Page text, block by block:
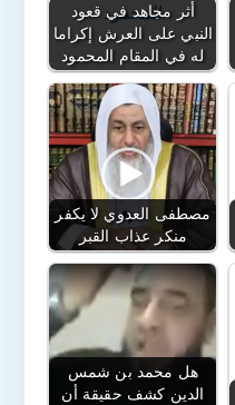
أثر مجاهد في قعود
النبي على العرش إكراما
له في المقام المحمود
مصطفى العدوي لا يكفر
منكر عذاب القبر
هل محمد بن شمس
الدين كشف حقيقة أن